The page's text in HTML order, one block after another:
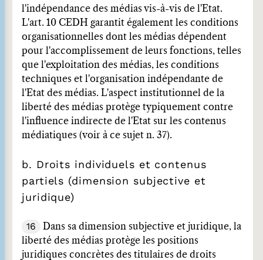
l'indépendance des médias vis-à-vis de l'Etat.
L'art. 10 CEDH garantit également les conditions
organisationnelles dont les médias dépendent
pour l'accomplissement de leurs fonctions, telles
que l'exploitation des médias, les conditions
techniques et l'organisation indépendante de
l'Etat des médias. L'aspect institutionnel de la
liberté des médias protège typiquement contre
l'influence indirecte de l'Etat sur les contenus
médiatiques (voir à ce sujet n. 37).
b. Droits individuels et contenus
partiels (dimension subjective et
juridique)
16
Dans sa dimension subjective et juridique, la
liberté des médias protège les positions
juridiques concrètes des titulaires de droits